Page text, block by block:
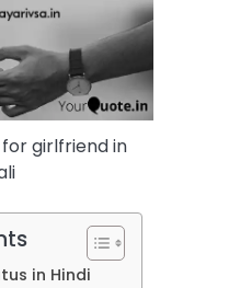
girlfriend in
in Hindi